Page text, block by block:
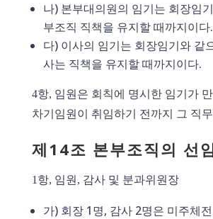
나) 본부대의원의 임기는 회장임
부조직 직책을 유지할 때까지이다.
다) 이사의 임기는 회장임기와 같
사는 직책을 유지할 때까지이다.
4항, 임원은 회칙에 명시한 임기가
차기임원이 취임하기 전까지 그 직
제14조 본부조직의 선
1항, 임원, 감사 및 분과위원장
가) 회장 1명, 감사 2명은 미주체